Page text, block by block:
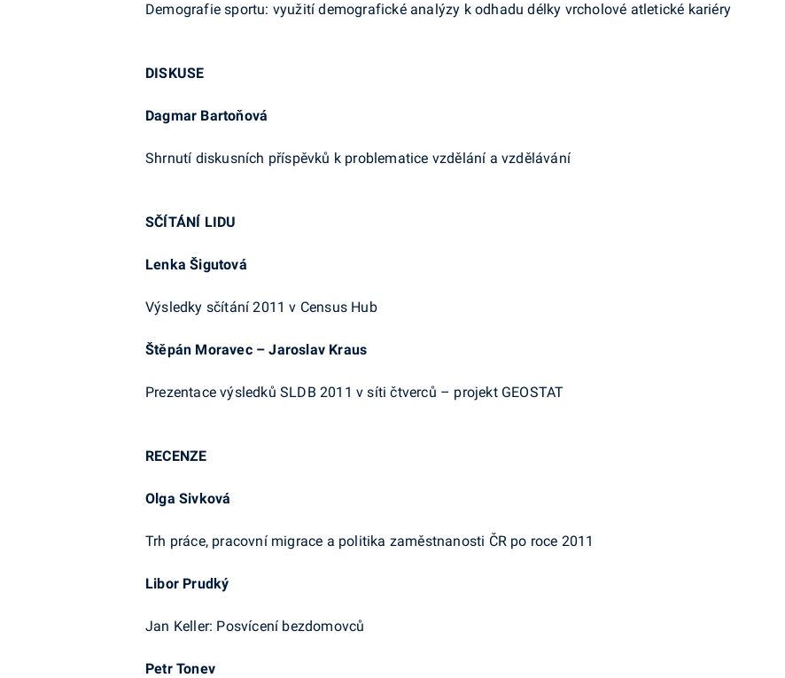
Demografie sportu: využití demografické analýzy k odhadu délky vrcholové atletické kariéry
DISKUSE
Dagmar Bartoňová
Shrnutí diskusních příspěvků k problematice vzdělání a vzdělávání
SČÍTÁNÍ LIDU
Lenka Šigutová
Výsledky sčítání 2011 v Census Hub
Štěpán Moravec – Jaroslav Kraus
Prezentace výsledků SLDB 2011 v síti čtverců – projekt GEOSTAT
RECENZE
Olga Sivková
Trh práce, pracovní migrace a politika zaměstnanosti ČR po roce 2011
Libor Prudký
Jan Keller: Posvícení bezdomovců
Petr Tonev